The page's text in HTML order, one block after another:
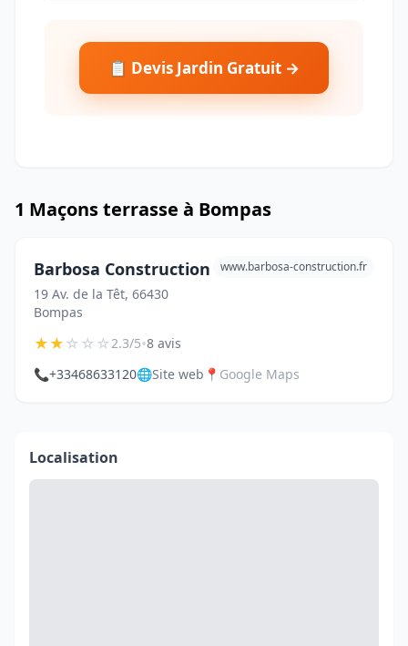
📋 Devis Jardin Gratuit →
1 Maçons terrasse à Bompas
Barbosa Construction
19 Av. de la Têt, 66430
Bompas
www.barbosa-construction.fr
★★☆☆☆2.3/5•8 avis
📞+33468633120🌐Site web 📍 Google Maps
Localisation